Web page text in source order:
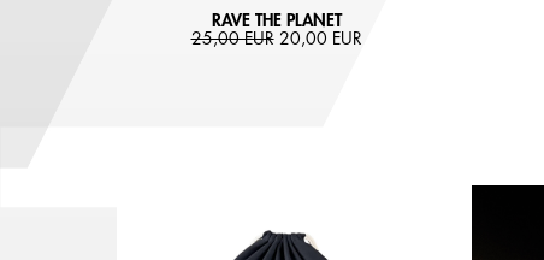
RAVE THE PLANET
25,00 EUR20,00 EUR